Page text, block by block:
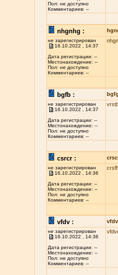
Пол: не доступно
Комментариев: --
nhgnhg :
не зарегистрирован
16.10.2022 , 14:37
Дата регистрации: --
Местонахождение: --
Пол: не доступно
Комментариев: --
bgfb :
не зарегистрирован
16.10.2022 , 14:37
Дата регистрации: --
Местонахождение: --
Пол: не доступно
Комментариев: --
csrcr :
не зарегистрирован
16.10.2022 , 14:36
Дата регистрации: --
Местонахождение: --
Пол: не доступно
Комментариев: --
vfdv :
не зарегистрирован
16.10.2022 , 14:36
Дата регистрации: --
Местонахождение: --
Пол: не доступно
Комментариев: --